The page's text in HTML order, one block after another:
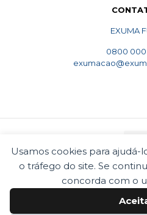
Usamos cookies para ajudá-
o tráfego do site. Se
concorda com o
EXUMA
0800 000
© 2010 Exumafune. Todos
0800 000 8995. Exumações
Termos e condições